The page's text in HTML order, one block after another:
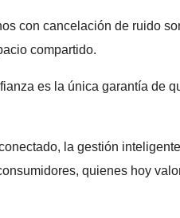
con cancelación de ruido
compartido.
es la única garantía de
la gestión
quienes hoy